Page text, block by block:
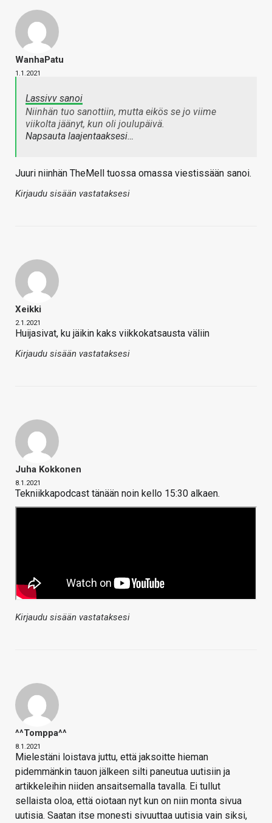
WanhaPatu
1.1.2021
Lassivv sanoi
Niinhän tuo sanottiin, mutta eikös se jo viime
viikolta jäänyt, kun oli joulupäivä.
Napsauta laajentaaksesi…
Juuri niinhän TheMell tuossa omassa viestissään sanoi.
Kirjaudu sisään vastataksesi
Xeikki
2.1.2021
Huijasivat, ku jäikin kaks viikkokatsausta väliin
Kirjaudu sisään vastataksesi
Juha Kokkonen
8.1.2021
Tekniikkapodcast tänään noin kello 15:30 alkaen.
Kirjaudu sisään vastataksesi
^^tomppa^^
8.1.2021
Mielestäni loistava juttu, että jaksoitte hieman
pidemmänkin tauon jälkeen silti paneutua uutisiin ja
artikkeleihin niiden ansaitsemalla tavalla. Ei tullut
sellaista oloa, että oiotaan nyt kun on niin monta sivua
uutisia. Saatan itse monesti sivuuttaa uutisia vain siksi,